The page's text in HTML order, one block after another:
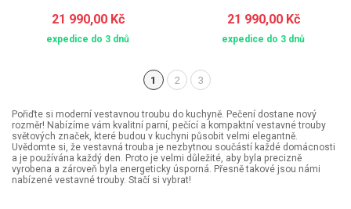
21 990,00 Kč
expedice do 3 dnů
21 990,00 Kč
expedice do 3 dnů
1(aktuální)
2 3
Pořiďte si moderní vestavnou troubu do kuchyně. Pečení dostane nový
rozměr! Nabízíme vám kvalitní parní, pečící a kompaktní vestavné trouby
světových značek, které budou v kuchyni působit velmi elegantně.
Uvědomte si, že vestavná trouba je nezbytnou součástí každé domácnosti
a je používána každý den. Proto je velmi důležité, aby byla precizně
vyrobena a zároveň byla energeticky úsporná. Přesně takové jsou námi
nabízené vestavné trouby. Stačí si vybrat!